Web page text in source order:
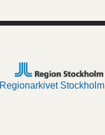
Regionarkivet Stockholm